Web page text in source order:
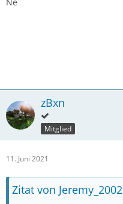
zBxn
Mitglied
11. Juni 2021
Zitat von Jeremy_2002